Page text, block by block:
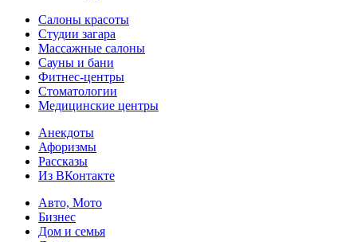
Салоны красоты
Студии загара
Массажные салоны
Сауны и бани
Фитнес-центры
Стоматологии
Медицинские центры
Анекдоты
Афоризмы
Рассказы
Из ВКонтакте
Авто, Мото
Бизнес
Дом и семья